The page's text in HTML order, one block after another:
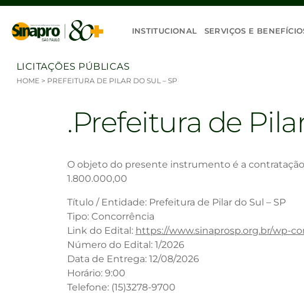
Ir para o conteúdo
INSTITUCIONAL SERVIÇOS E
LICITAÇÕES PÚBLICAS
HOME > PREFEITURA DE PILAR DO SUL – SP
Prefeitura de
O objeto do presente instrumento é a
1.800.000,00
Título / Entidade: Prefeitura de Pilar do Sul – SP
Tipo: Concorrência
Link do Edital: https://www.sinaprosp.org.br/wp-
Número do Edital: 1/2026
Data de Entrega: 12/08/2026
Horário: 9:00
Telefone: (15)3278-9700